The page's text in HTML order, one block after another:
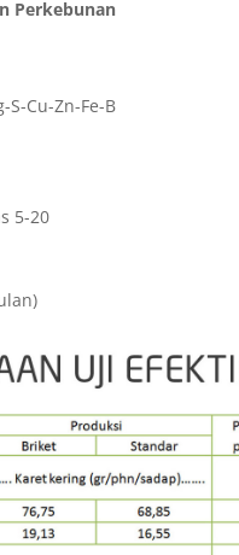
Perkebunan
S-Cu-Zn-Fe-B
5-20